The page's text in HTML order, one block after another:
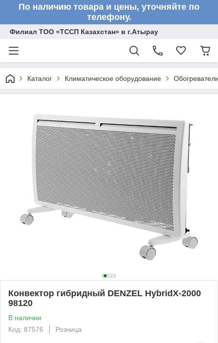
По наличию товара и цены, уточняйте по
телефону.
Филиал ТОО «ТССП Казахстан» в г.Атырау
Каталог Климатическое оборудование
Конвектор гибридный DENZEL HybridX-2000
98120
В наличии
Код: 87576
Розница